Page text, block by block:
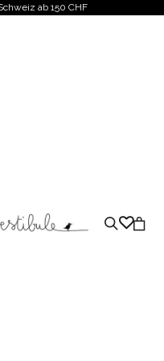
ab 150 CHF
Suche